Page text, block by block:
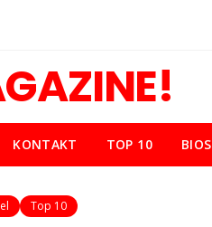
KONTAKT TOP 10 BIOS
Top 10